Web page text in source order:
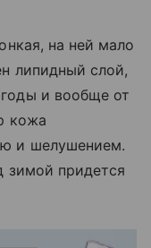
на ней мало
липидный слой,
и вообще от
кожа
и шелушением.
зимой придется